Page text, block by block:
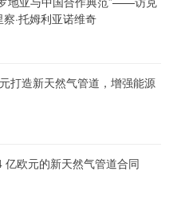
·托姆利亚诺维奇
打造新天然气管道，增强能源
亿欧元的新天然气管道合同